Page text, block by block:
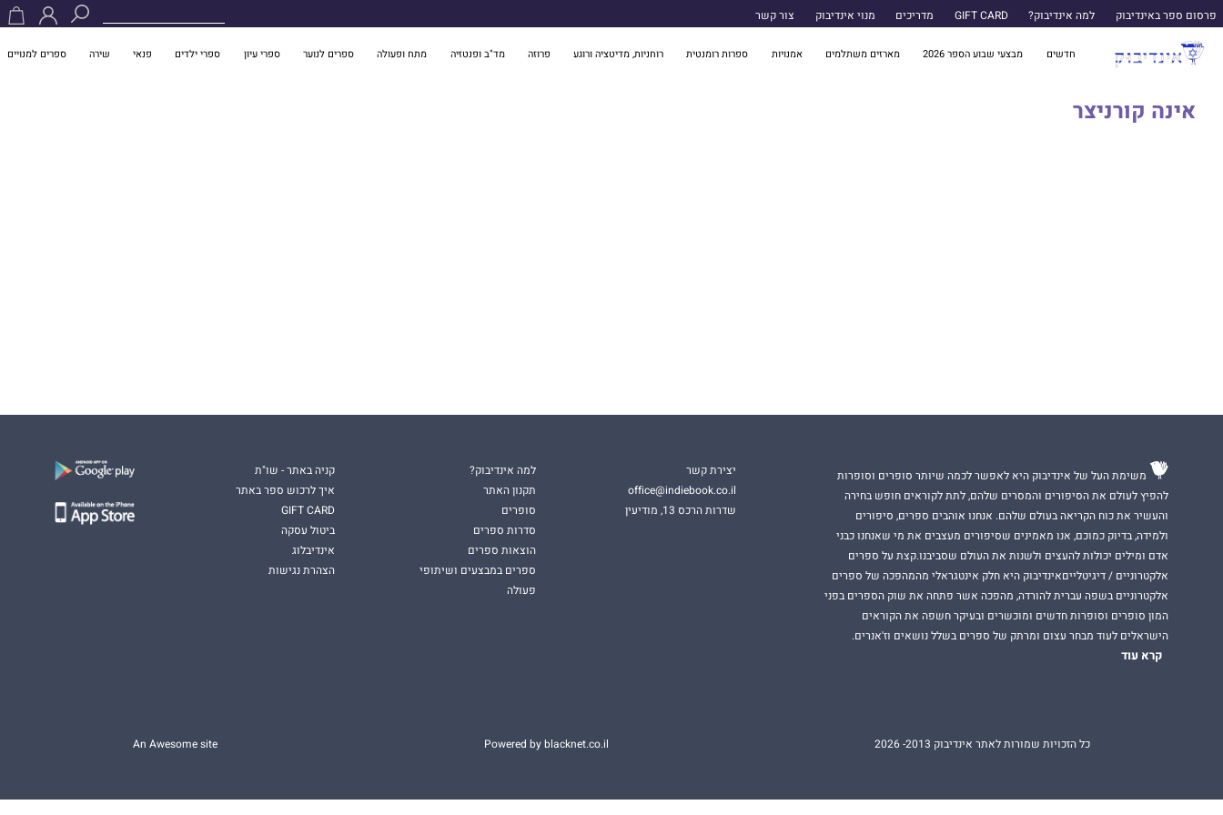
פרסום ספר באינדיבוק למה אינדיבוק? GIFT CARD מדריכים מנוי אינדיבוק צור קשר
חדשים מבצעי שבוע הספר 2026 מארזים משתלמים אמנויות ספרות רומנטית רוחניות, מדיטציה ורוגע פרוזה מד"ב ופנטזיה מתח ופעולה ספרים לנוער ספרי עיון ספרי ילדים פנאי שירה ספרים למנויים
אינה קורניצר
משימת העל של אינדיבוק היא לאפשר לכמה שיותר סופרים וסופרות
להפיץ לעולם את הסיפורים והמסרים שלהם, לתת לקוראים חופש בחירה
והעשיר את כוח הקריאה בעולם שלהם. אנחנו אוהבים ספרים, סיפורים
ולמידה, בדיוק כמוכם, אנו מאמינים שסיפורים מעצבים את מי שאנחנו כבני
אדם ומילים יכולות להעצים ולשנות את העולם שסביבנו.קצת על ספרים
אלקטרוניים / דיגיטלייםאינדיבוק היא חלק אינטגראלי מהמהפכה של ספרים
אלקטרוניים בשפה עברית להורדה, מהפכה אשר פתחה את שוק הספרים בפני
המון סופרים וסופרות חדשים ומוכשרים ובעיקר חשפה את הקוראים
הישראלים לעוד מבחר עצום ומרתק של ספרים בשלל נושאים וז'אנרים.
קרא עוד
יצירת קשר
office@indiebook.co.il
שדרות הרכס 13, מודיעין
למה אינדיבוק?
תקנון האתר
סופרים
סדרות ספרים
הוצאות ספרים
ספרים במבצעים ושיתופי
פעולה
קניה באתר - שו"ת
איך לרכוש ספר באתר
GIFT CARD
ביטול עסקה
אינדיבלוג
הצהרת נגישות
כל הזכויות שמורות לאתר אינדיבוק 2013- 2026 Powered by blacknet.co.il
An Awesome site